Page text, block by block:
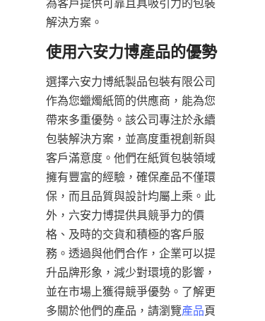
解決方案。
選擇六安力博紙製品包裝有限公司
作為您蠟燭紙筒的供應商，能為您
帶來多重優勢。該公司專注於永續
包裝解決方案，並高度重視創新與
客戶滿意度。他們在紙質包裝領域
擁有豐富的經驗，確保產品不僅環
保，而且品質與設計均屬上乘。此
外，六安力博提供具競爭力的價
格、及時的交貨和積極的客戶服
務。透過與他們合作，企業可以提
升品牌形象，減少對環境的影響，
並在市場上獲得競爭優勢。了解更
多關於他們的產品，請瀏覽產品頁